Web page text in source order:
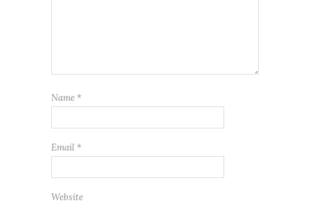
Name *
Email *
Website